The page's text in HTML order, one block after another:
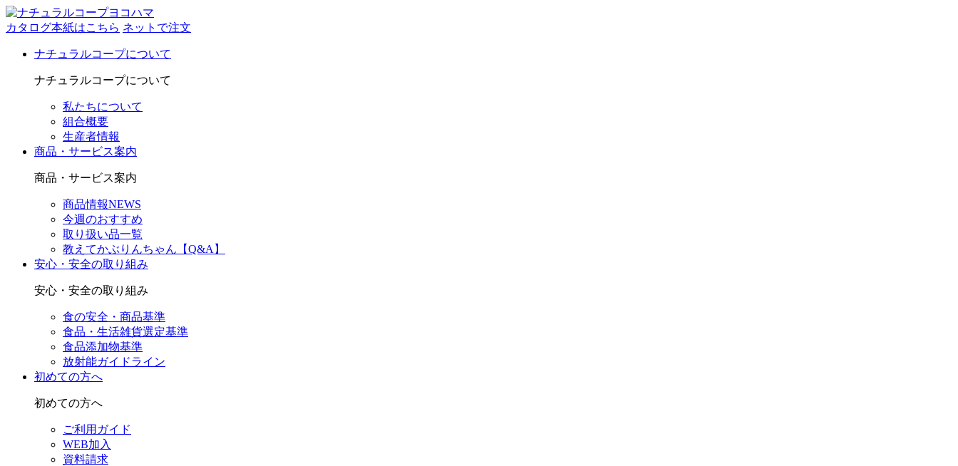
カタログ本紙はこちら ネットで注文
ナチュラルコープについて
ナチュラルコープについて
私たちについて
組合概要
生産者情報
商品・サービス案内
商品・サービス案内
商品情報NEWS
今週のおすすめ
取り扱い品一覧
教えてかぶりんちゃん【Q&A】
安心・安全の取り組み
安心・安全の取り組み
食の安全・商品基準
食品・生活雑貨選定基準
食品添加物基準
放射能ガイドライン
初めての方へ
初めての方へ
ご利用ガイド
WEB加入
資料請求